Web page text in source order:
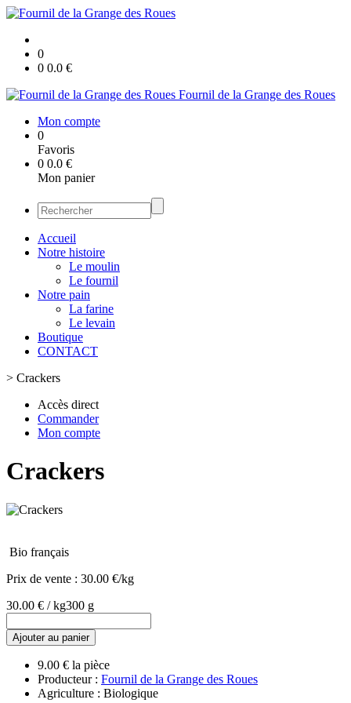
0
0 0.0 €
Fournil de la Grange des Roues
Mon compte
0
Favoris
0 0.0 €
Mon panier
Accueil
Notre histoire
Le moulin
Le fournil
Notre pain
La farine
Le levain
Boutique
CONTACT
> Crackers
Accès direct
Commander
Mon compte
Crackers
Bio français
Prix de vente : 30.00 €/kg
30.00 € / kg300 g
Ajouter au panier
9.00 € la pièce
Producteur : Fournil de la Grange des Roues
Agriculture : Biologique